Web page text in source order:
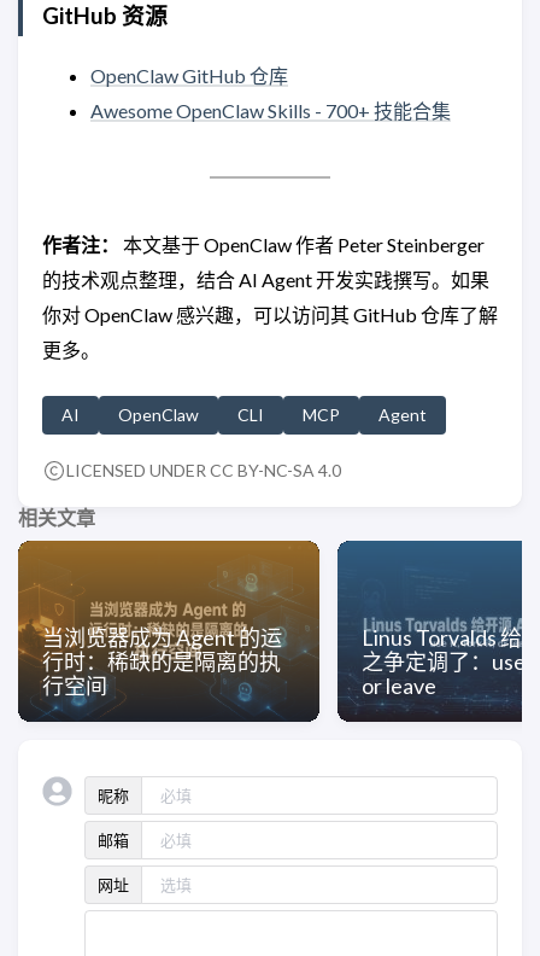
GitHub 资源
OpenClaw GitHub 仓库
Awesome OpenClaw Skills - 700+ 技能合集
作者注：
本文基于 OpenClaw 作者 Peter Steinberger
的技术观点整理，结合 AI Agent 开发实践撰写。如果
你对 OpenClaw 感兴趣，可以访问其 GitHub 仓库了解
更多。
AI OpenClaw CLI MCP Agent
LICENSED UNDER CC BY-NC-SA 4.0
相关文章
当浏览器成为 Agent 的运
行时：稀缺的是隔离的执
行空间
Linus Torvalds 给
之争定调了：use
or leave
昵称
邮箱
网址